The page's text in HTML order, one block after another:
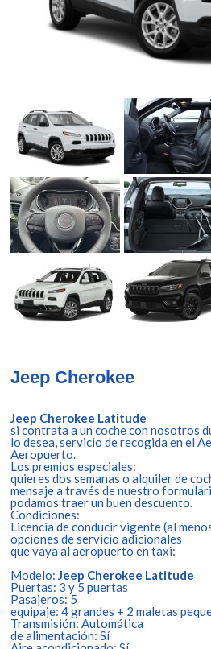
Jeep Cherokee
Jeep Cherokee Latitude
si contrata a un coche con nosotros
lo desea, servicio de recogida en el
Aeropuerto.
Los premios especiales:
quieres dos semanas o alquiler de
mensaje a través de nuestro
podamos traer un buen descuento.
Condiciones:
Licencia de conducir vigente (al
opciones de servicio adicionales
que vaya al aeropuerto en taxi:
Modelo:Jeep Cherokee Latitude
Puertas: 3 y 5 puertas
Pasajeros: 5
equipaje: 4 grandes + 2 maletas
Transmisión: Automática
de alimentación: Sí